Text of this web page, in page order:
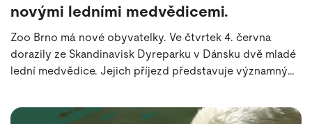
novými ledními medvědicemi.
Zoo Brno má nové obyvatelky. Ve čtvrtek 4. června
dorazily ze Skandinavisk Dyreparku v Dánsku dvě mladé
lední medvědice. Jejich příjezd představuje významný